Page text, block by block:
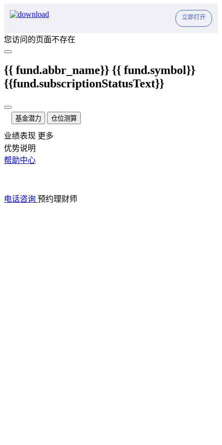
立即打开
您访问的页面不存在
{{ fund.abbr_name}} {{ fund.symbol}}
{{fund.subscriptionStatusText}}
基金潜力 仓位测算
业绩表现 更多
优势说明
帮助中心
电话咨询 预约理财师